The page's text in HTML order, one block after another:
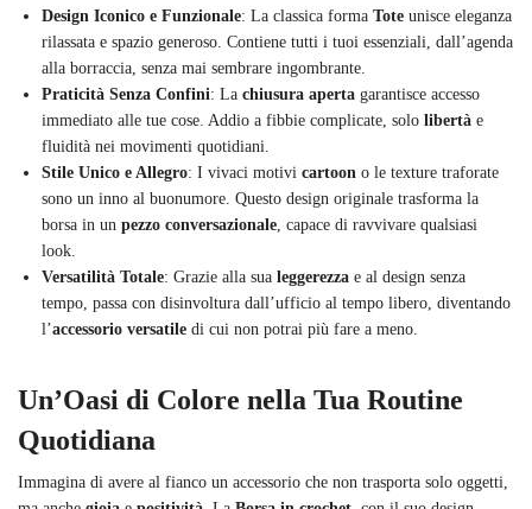
Design Iconico e Funzionale: La classica forma Tote unisce eleganza
rilassata e spazio generoso. Contiene tutti i tuoi essenziali, dall’agenda
alla borraccia, senza mai sembrare ingombrante.
Praticità Senza Confini: La chiusura aperta garantisce accesso
immediato alle tue cose. Addio a fibbie complicate, solo libertà e
fluidità nei movimenti quotidiani.
Stile Unico e Allegro: I vivaci motivi cartoon o le texture traforate
sono un inno al buonumore. Questo design originale trasforma la
borsa in un pezzo conversazionale , capace di ravvivare qualsiasi
look.
Versatilità Totale: Grazie alla sua leggerezza e al design senza
tempo, passa con disinvoltura dall’ufficio al tempo libero, diventando
l’accessorio versatile di cui non potrai più fare a meno.
Un’Oasi di Colore nella Tua Routine
Quotidiana
Immagina di avere al fianco un accessorio che non trasporta solo oggetti,